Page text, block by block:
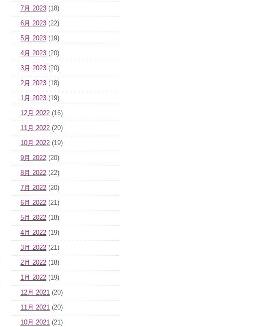
7月 2023 (18)
6月 2023 (22)
5月 2023 (19)
4月 2023 (20)
3月 2023 (20)
2月 2023 (18)
1月 2023 (19)
12月 2022 (16)
11月 2022 (20)
10月 2022 (19)
9月 2022 (20)
8月 2022 (22)
7月 2022 (20)
6月 2022 (21)
5月 2022 (18)
4月 2022 (19)
3月 2022 (21)
2月 2022 (18)
1月 2022 (19)
12月 2021 (20)
11月 2021 (20)
10月 2021 (21)